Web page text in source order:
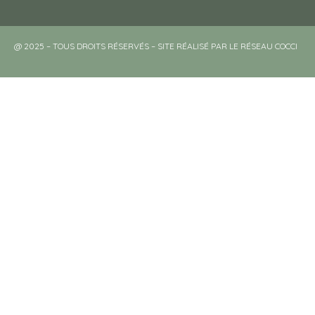
@ 2025 – TOUS DROITS RÉSERVÉS – SITE RÉALISÉ PAR LE RÉSEAU COCCI